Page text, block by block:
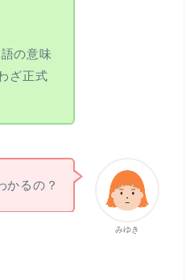
の意味
ざ正式
みゆき
かるの？